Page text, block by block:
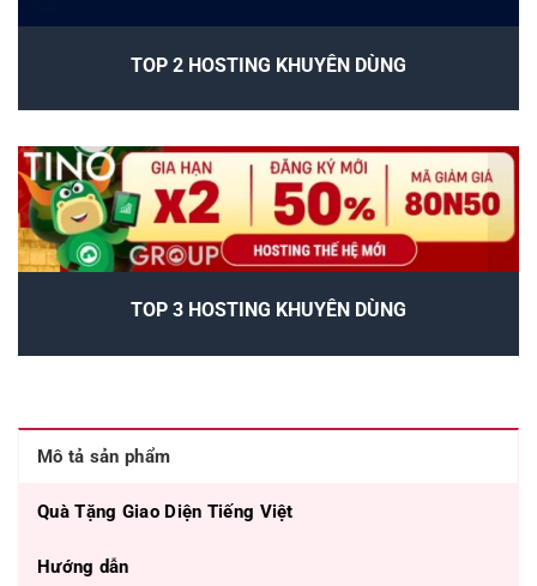
TOP 2 HOSTING KHUYÊN DÙNG
TOP 3 HOSTING KHUYÊN DÙNG
Mô tả sản phẩm
Quà Tặng Giao Diện Tiếng Việt
Hướng dẫn